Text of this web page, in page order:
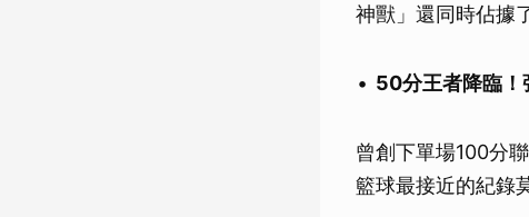
神獸」還同時佔據
50分王者降臨！
曾創下單場100分
籃球最接近的紀錄